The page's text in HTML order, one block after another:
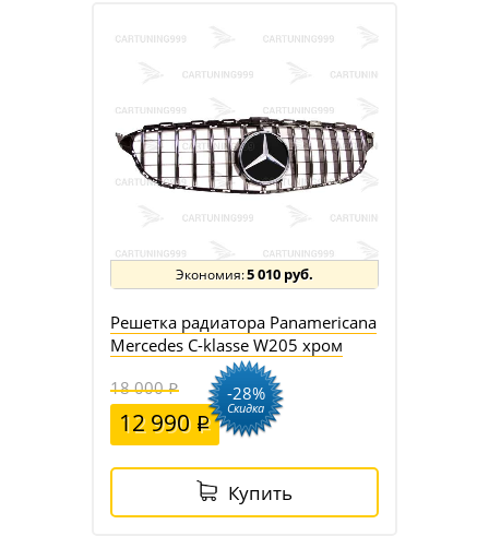
5 010 руб.
Решетка радиатора Panamericana
Mercedes C-klasse W205 хром
18 000
12 990
-28%
Скидка
Купить